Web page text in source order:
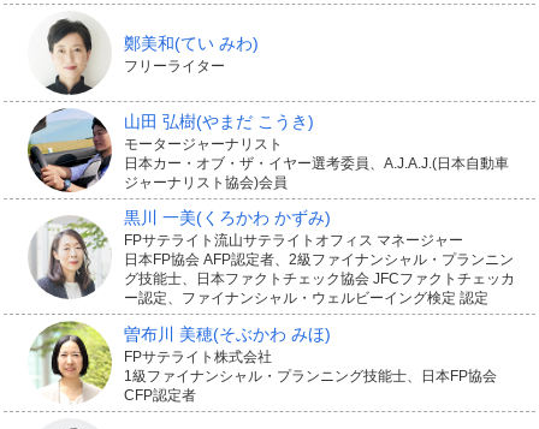
的です。
これらの弁護士報酬の金額は案件、またトラブル解決の
結果によって幅がありますが、まとまった金額になるこ
とがあります。そんな費用の負担を軽減する保険金が、
弁護士保険からおります。
対象になるトラブルの範囲
鄭美和(てい みわ)
フリーライター
山田 弘樹(やまだ こうき)
モータージャーナリスト
日本カー・オブ・ザ・イヤー選考委員、A.J.A.J.(日本自動車
ジャーナリスト協会)会員
黒川 一美(くろかわ かずみ)
FPサテライト流山サテライトオフィス マネージャー
日本FP協会 AFP認定者、2級ファイナンシャル・プランニン
グ技能士、日本ファクトチェック協会 JFCファクトチェッカ
ー認定、ファイナンシャル・ウェルビーイング検定 認定
曽布川 美穂(そぶかわ みほ)
FPサテライト株式会社
1級ファイナンシャル・プランニング技能士、日本FP協会
CFP認定者